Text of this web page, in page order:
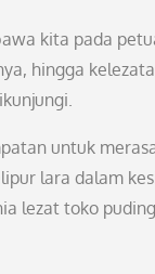
kita pada
hingga
untuk
lara dalam
lezat toko